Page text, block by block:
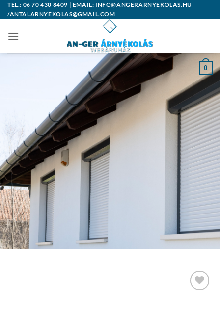
Skip
to
TEL.: 06 70 430 8409 | EMAIL: INFO@ANGERARNYEKOLAS.HU
/ANTALARNYEKOLAS@GMAIL.COM
0